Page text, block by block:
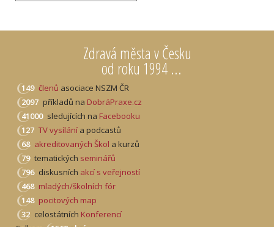
Zdravá města v Česku
od roku 1994 ...
149 členů asociace NSZM ČR
2097 příkladů na DobráPraxe.cz
41000 sledujících na Facebooku
127 TV vysílání a podcastů
68 akreditovaných Škol a kurzů
79 tematických seminářů
796 diskusních akcí s veřejností
468 mladých/školních fór
148 pocitových map
32 celostátních Konferencí